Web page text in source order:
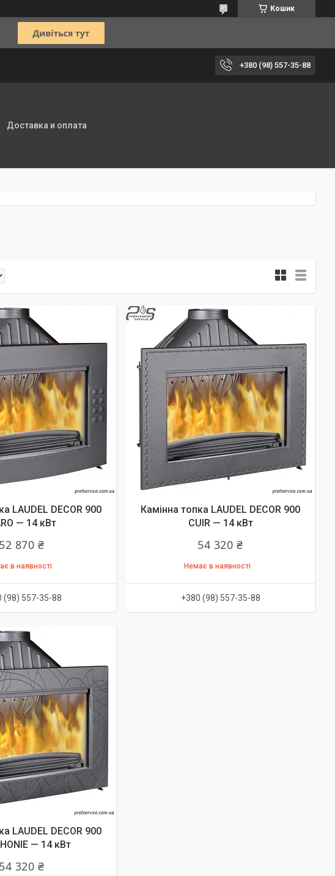
Кошик
+380 (98) 557-35-88
Доставка и оплата
LAUDEL DECOR 900
— 14 кВт
52 870 ₴
в наявності
(98) 557-35-88
Камінна топка LAUDEL DECOR 900
CUIR — 14 кВт
54 320 ₴
Немає в наявності
+380 (98) 557-35-88
LAUDEL DECOR 900
— 14 кВт
54 320 ₴